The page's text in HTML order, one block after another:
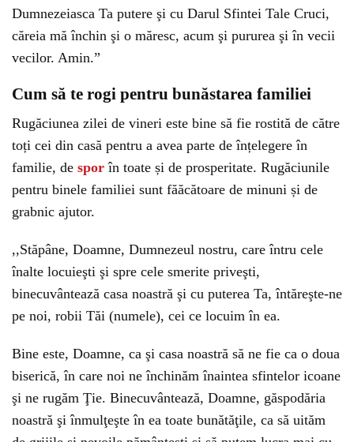
Dumnezeiasca Ta putere şi cu Darul Sfintei Tale Cruci,
căreia mă închin şi o măresc, acum şi pururea şi în vecii
vecilor. Amin.”
Cum să te rogi pentru bunăstarea familiei
Rugăciunea zilei de vineri este bine să fie rostită de către
toți cei din casă pentru a avea parte de înțelegere în
familie, de spor în toate și de prosperitate. Rugăciunile
pentru binele familiei sunt făăcătoare de minuni și de
grabnic ajutor.
,,Stăpâne, Doamne, Dumnezeul nostru, care întru cele
înalte locuieşti şi spre cele smerite priveşti,
binecuvântează casa noastră şi cu puterea Ta, întăreşte-ne
pe noi, robii Tăi (numele), cei ce locuim în ea.
Bine este, Doamne, ca şi casa noastră să ne fie ca o doua
biserică, în care noi ne închinăm înaintea sfintelor icoane
şi ne rugăm Ţie. Binecuvântează, Doamne, găspodăria
noastră şi înmulţeşte în ea toate bunătăţile, ca să uităm